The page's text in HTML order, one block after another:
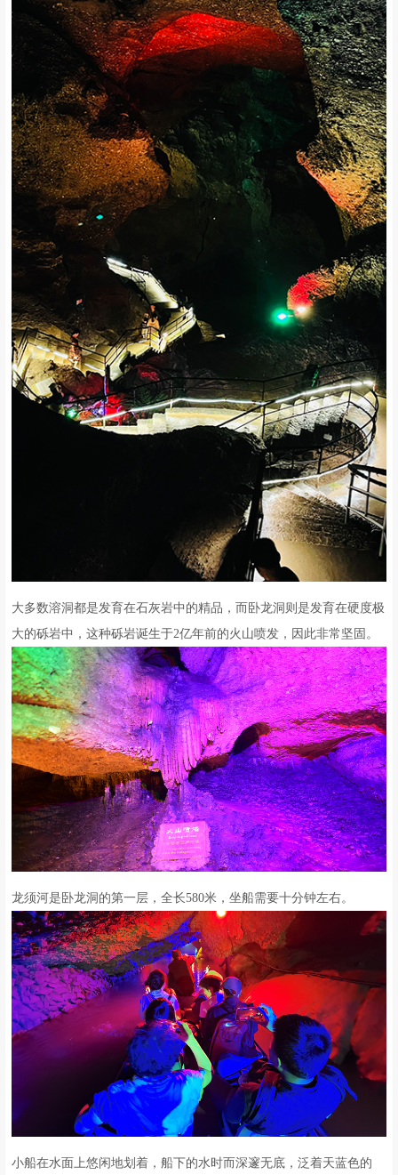
大多数溶洞都是发育在石灰岩中的精品，而卧龙洞则是发育在硬度极
大的砾岩中，这种砾岩诞生于2亿年前的火山喷发，因此非常坚固。
龙须河是卧龙洞的第一层，全长580米，坐船需要十分钟左右。
小船在水面上悠闲地划着，船下的水时而深邃无底，泛着天蓝色的